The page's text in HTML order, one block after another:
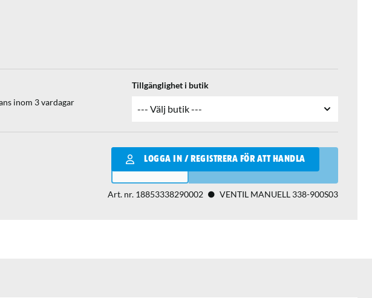
inom 3 vardagar
Tillgänglighet i butik
LOGGA IN / REGISTRERA FÖR ATT HANDLA
Qantity
LÄGG I VARUKORGEN
Art. nr. 18853338290002 VENTIL MANUELL 338-900S03